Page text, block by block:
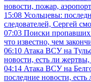
новости, пожар,
15:08 Усольцевы:
следователей, Сергей
07:03 Поиски пропавших
что известно, чем
06:10 Атака ВСУ на
новости, есть ли
04:14 Атака ВСУ на
последние новости,